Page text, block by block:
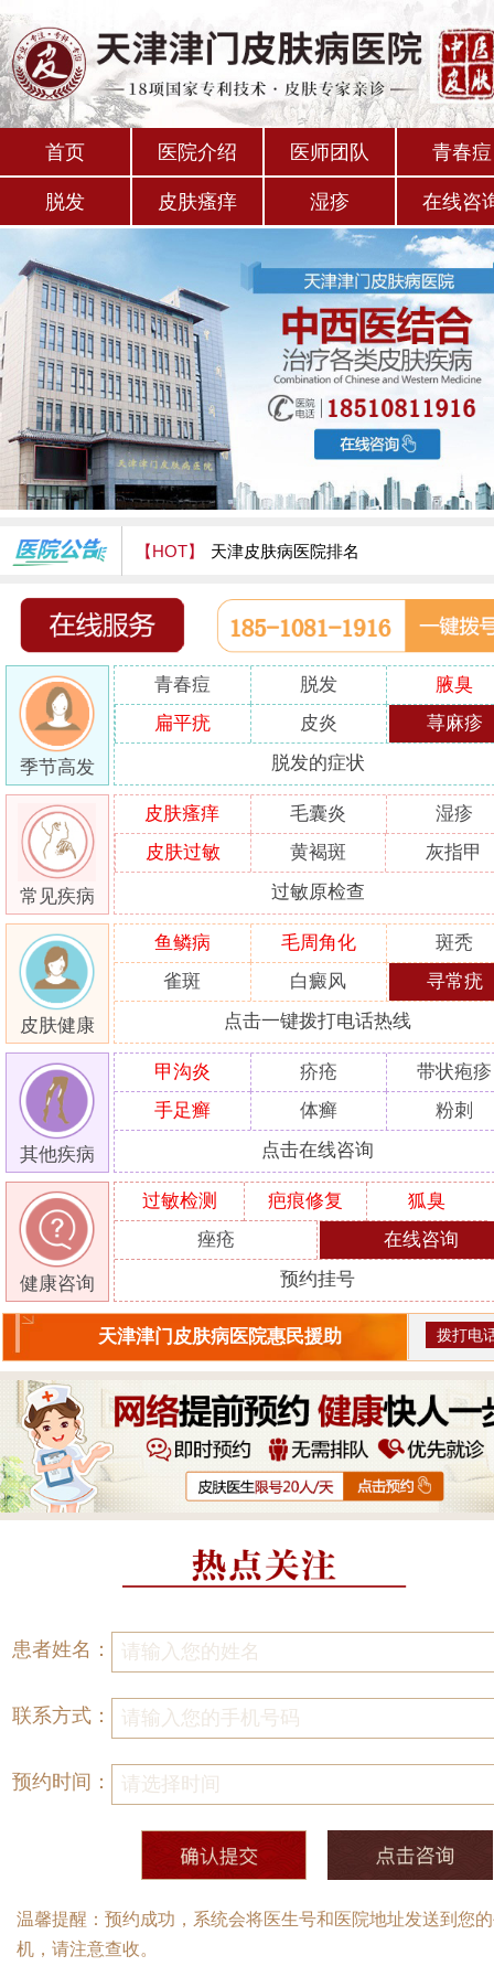
首页 医院介绍 医师团队 青春痘
脱发 皮肤瘙痒 湿疹 在线咨
【HOT】 天津皮肤病医院排名
天津津门皮肤病医院怎么样
季节高发
青春痘 脱发
腋臭
扁平疣
皮炎 荨麻疹
脱发的症状
常见疾病
皮肤瘙痒 毛囊炎
湿疹
皮肤过敏
黄褐斑 灰指甲
过敏原检查
皮肤健康
鱼鳞病 毛周角化
斑秃
雀斑
白癜风 寻常疣
点击一键拨打电话热线
其他疾病
甲沟炎 疥疮
带状疱疹
手足癣
体癣 粉刺
点击在线咨询
健康咨询
过敏检测 疤痕修复
狐臭
痤疮
在线咨询
预约挂号
天津津门皮肤病医院惠民援助 拨打电
患者姓名：
联系方式：
预约时间：
温馨提醒：预约成功，系统会将医生号和医院地址发送到您
机，请注意查收。